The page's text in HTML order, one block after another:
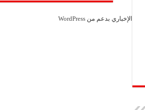
الإخباري بدعم من WordPress